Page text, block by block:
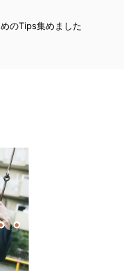
のTips集めました